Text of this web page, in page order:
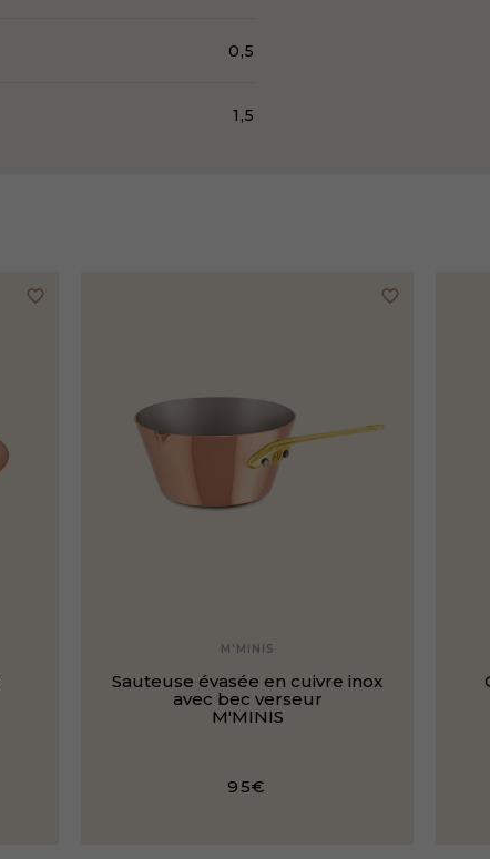
0,5
1,5
favorite_border favorite_border
M'MINIS
Sauteuse évasée en cuivre inox
avec bec verseur
M'MINIS
95€